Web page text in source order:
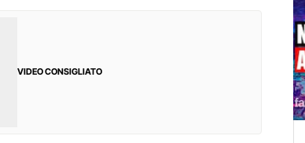
VIDEO CONSIGLIATO